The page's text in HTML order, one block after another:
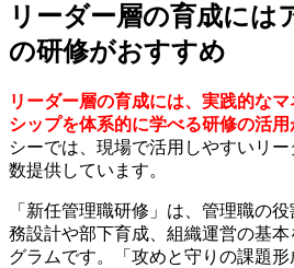
リーダー層の育成には
の研修がおすすめ
リーダー層の育成には、実践的な
シップを体系的に学べる研修の活用
シーでは、現場で活用しやすいリ
数提供しています。
「新任管理職研修」は、管理職の
務設計や部下育成、組織運営の基
グラムです。「攻めと守りの課題